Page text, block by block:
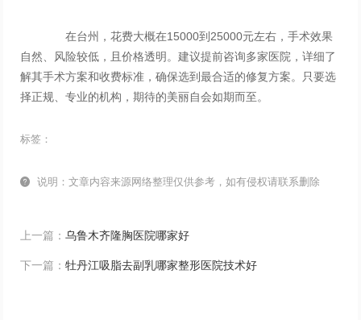
在台州，花费大概在15000到25000元左右，手术效果
自然、风险较低，且价格透明。建议提前咨询多家医院，详细了
解其手术方案和收费标准，确保选到最合适的修复方案。只要选
择正规、专业的机构，期待的美丽自会如期而至。
标签：
 说明：文章内容来源网络整理仅供参考，如有侵权请联系删除
上一篇： 乌鲁木齐隆胸医院哪家好
下一篇： 牡丹江吸脂去副乳哪家整形医院技术好